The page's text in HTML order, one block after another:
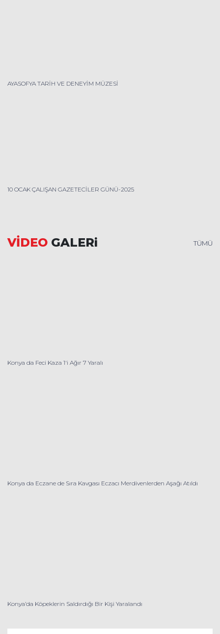
AYASOFYA TARİH VE DENEYİM MÜZESİ
10 OCAK ÇALIŞAN GAZETECİLER GÜNÜ-2025
VİDEO GALERi TÜMÜ
Konya da Feci Kaza 1'i Ağır 7 Yaralı
Konya da Eczane de Sıra Kavgası Eczacı Merdivenlerden Aşağı Atıldı
Konya’da Köpeklerin Saldırdığı Bir Kişi Yaralandı